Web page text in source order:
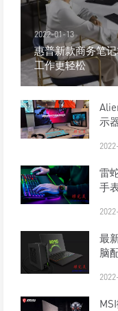
2022-01-13
惠普新款商务笔
工作更轻松
示
雷
手
最
脑